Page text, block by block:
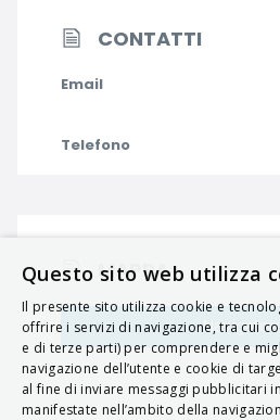
CONTATTI
Email
Telefono
MAPPA
Questo sito web utilizza
Il presente sito utilizza cookie e
offrire i servizi di navigazione, tra cui
e di terze parti) per comprendere e
navigazione dell’utente e cookie di
al fine di inviare messaggi pubblicitari
manifestate nell’ambito della